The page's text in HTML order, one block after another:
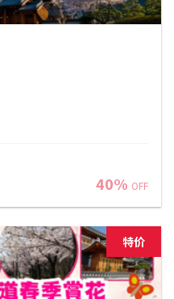
40% OFF
特价